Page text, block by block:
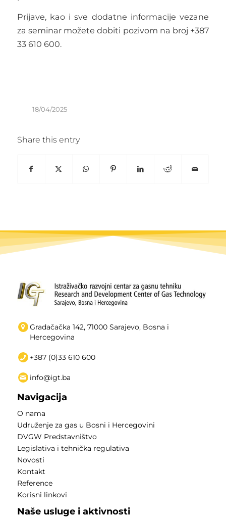
Prijave, kao i sve dodatne informacije vezane
za seminar možete dobiti pozivom na broj +387
33 610 600.
18/04/2025
Share this entry
Gradačačka 142, 71000 Sarajevo, Bosna i
Hercegovina
+387 (0)33 610 600
info@igt.ba
Navigacija
O nama
Udruženje za gas u Bosni i Hercegovini
DVGW Predstavništvo
Legislativa i tehnička regulativa
Novosti
Kontakt
Reference
Korisni linkovi
Naše usluge i aktivnosti